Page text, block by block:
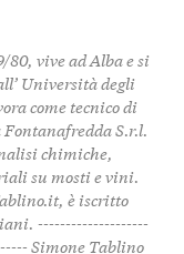
vive ad Alba e si
Università degli
come tecnico di
S.r.l.
chimiche,
su mosti e vini.
è iscritto
--------------------
Simone Tablino